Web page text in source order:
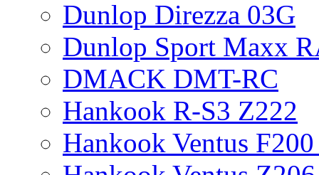
Dunlop Direzza 03G
Dunlop Sport Maxx
DMACK DMT-RC
Hankook R-S3 Z222
Hankook Ventus